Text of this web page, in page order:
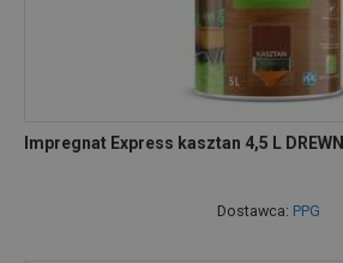
Impregnat Express kasztan 4,5 L
Dostawca: PPG